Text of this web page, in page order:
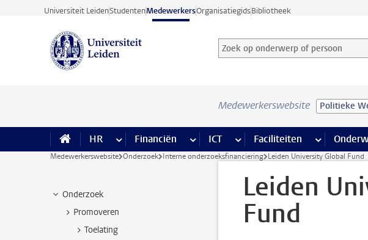
Ga direct naar de inhoud
Universiteit LeidenStudentenMedewerkersOrganisatiegidsBibliotheek
Zoek op onderwerp of persoon en
Zoekterm
Medewerkerswebsite Politieke
HR meer HR pagina’s
Financiën meer Financiën pagina’s
ICT meer ICT pagina’s
Faciliteiten meer
Medewerkerswebsite Onderzoek Interne onderzoeksfinanciering Leiden University Global Fund
Onderzoek
Promoveren
Toelating
Leiden
Fund